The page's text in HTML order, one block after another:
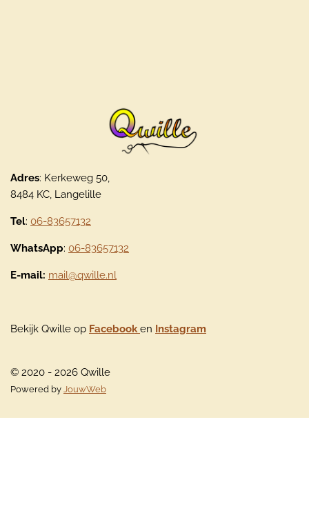
Adres: Kerkeweg 50,
8484 KC, Langelille
Tel: 06-83657132
WhatsApp: 06-83657132
E-mail: mail@qwille.nl
Bekijk Qwille op Facebook en Instagram
© 2020 - 2026 Qwille
Powered by JouwWeb